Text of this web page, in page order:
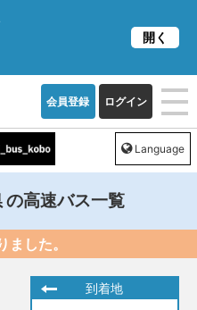
会員登録 ログイン
Language
の高速バス一覧
ました。
到着地
開く